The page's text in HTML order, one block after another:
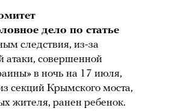
дело по статье
следствия, из-за
атаки, совершенной
в ночь на 17 июля,
секций Крымского моста,
жителя, ранен ребенок.